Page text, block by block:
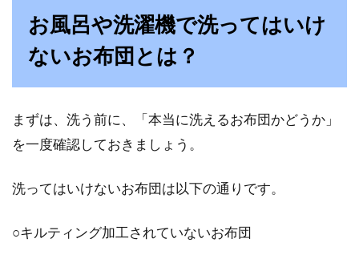
コインランドリーでお布団が洗えるのは、もは
や常識です。ここなら、毎晩汗を吸って汚れて
お布団はどうやって収納する？ブロ
グで話題の収納術
困ってしまいます。特に、収納スペースの少な
お風呂や洗濯機で洗ってはいけ
ないお布団とは？
まずは、洗う前に、「本当に洗えるお布団かどうか」
を一度確認しておきましょう。
洗ってはいけないお布団は以下の通りです。
○キルティング加工されていないお布団